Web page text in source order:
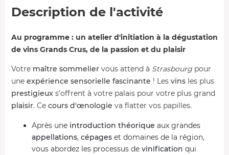
Description de l'activité
Au programme : un atelier d'initiation à la dégustation
de vins Grands Crus, de la passion et du plaisir
Votre maître sommelier vous attend à Strasbourg pour
une expérience sensorielle fascinante ! Les vins les plus
prestigieux s'offrent à votre palais pour votre plus grand
plaisir. Ce cours d'œnologie va flatter vos papilles.
Après une introduction théorique aux grandes
appellations, cépages et domaines de la région,
vous abordez les processus de vinification qui